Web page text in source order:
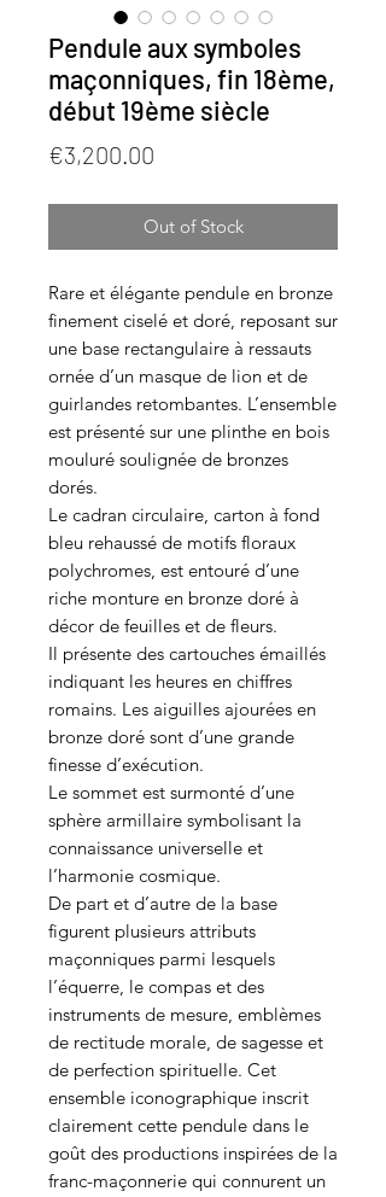
Pendule aux symboles
maçonniques, fin 18ème,
début 19ème siècle
€3,200.00
Out of Stock
Rare et élégante pendule en bronze
finement ciselé et doré, reposant sur
une base rectangulaire à ressauts
ornée d’un masque de lion et de
guirlandes retombantes. L’ensemble
est présenté sur une plinthe en bois
mouluré soulignée de bronzes
dorés.
Le cadran circulaire, carton à fond
bleu rehaussé de motifs floraux
polychromes, est entouré d’une
riche monture en bronze doré à
décor de feuilles et de fleurs.
Il présente des cartouches émaillés
indiquant les heures en chiffres
romains. Les aiguilles ajourées en
bronze doré sont d’une grande
finesse d’exécution.
Le sommet est surmonté d’une
sphère armillaire symbolisant la
connaissance universelle et
l’harmonie cosmique.
De part et d’autre de la base
figurent plusieurs attributs
maçonniques parmi lesquels
l’équerre, le compas et des
instruments de mesure, emblèmes
de rectitude morale, de sagesse et
de perfection spirituelle. Cet
ensemble iconographique inscrit
clairement cette pendule dans le
goût des productions inspirées de la
franc-maçonnerie qui connurent un